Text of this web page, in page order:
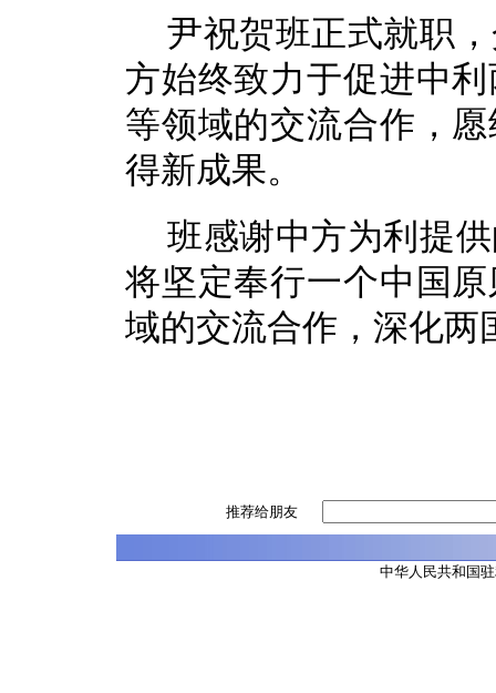
尹祝贺班正式就职
方始终致力于促进中
等领域的交流合作，
得新成果。
班感谢中方为利提
将坚定奉行一个中国
域的交流合作，深化两
推荐给朋友
中华人民共和国